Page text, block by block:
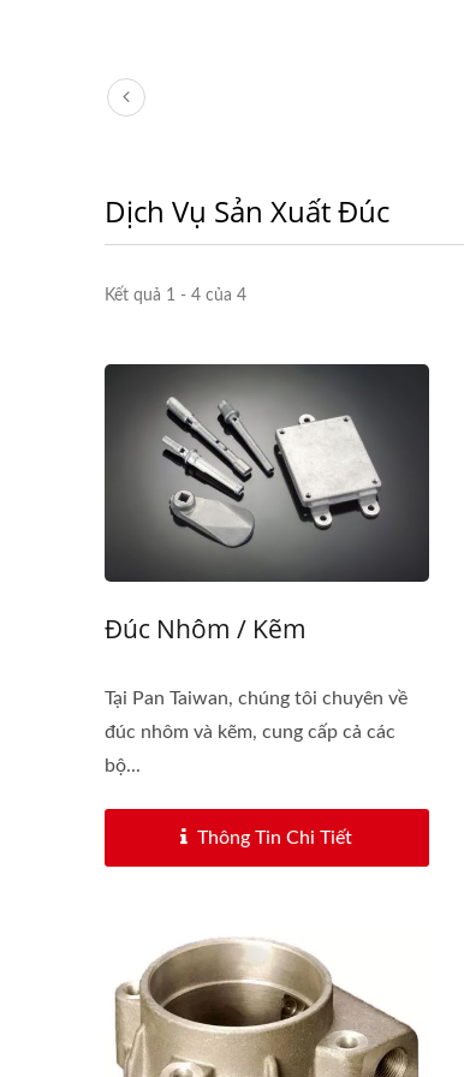
Dịch Vụ Sản Xuất Đúc
Kết quả 1 - 4 của 4
Đúc Nhôm / Kẽm
Tại Pan Taiwan, chúng tôi chuyên về
đúc nhôm và kẽm, cung cấp cả các
bộ...
Thông Tin Chi Tiết